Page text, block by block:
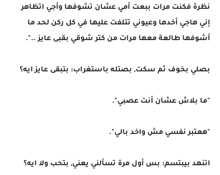
نظرة فكنت مرات ببعت أمي عشان تشوفها وأجي اتظاهر
إني هاجي أخدها وعيوني تتلفت عليها في كل ركن لحد ما
أشوفها طالعة معها مرات من كتر شوقي بقبى عايز ..".
بصلي بخوف ثم سكت, بصتله باستغراب: بتبقى عايز ايه؟
"ما بلاش عشان أنت عصبي".
"هعتبر نفسي مش واخد بالي".
اتنهد بيبتسم: بس أول مرة تسألني يعني, بتحب ولا ايه؟